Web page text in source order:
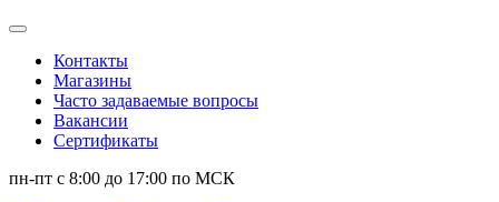
Контакты
Магазины
Часто задаваемые вопросы
Вакансии
Сертификаты
пн-пт c 8:00 до 17:00 по МСК